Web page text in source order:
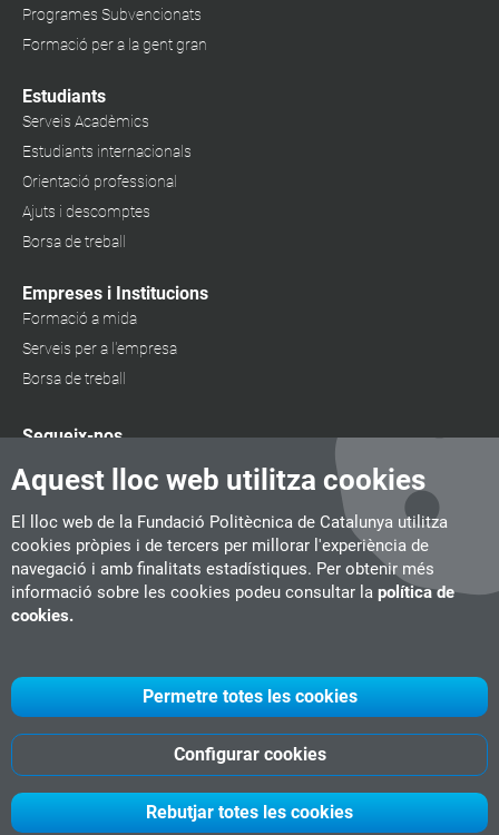
Aquest lloc web utilitza cookies
El lloc web de la Fundació Politècnica de Catalunya utilitza
cookies pròpies i de tercers per millorar l'experiència de
navegació i amb finalitats estadístiques. Per obtenir més
informació sobre les cookies podeu consultar la política de
cookies.
Rebutjar totes les cookies
Configurar cookies
Permetre totes les cookies
Programes Subvencionats
Formació per a la gent gran
Estudiants
Serveis Acadèmics
Estudiants internacionals
Orientació professional
Ajuts i descomptes
Borsa de treball
Empreses i Institucions
Formació a mida
Serveis per a l'empresa
Borsa de treball
Segueix-nos
UPC CITM
UPC Videogames
Fundació Politècnica de Catalunya-Avís legal